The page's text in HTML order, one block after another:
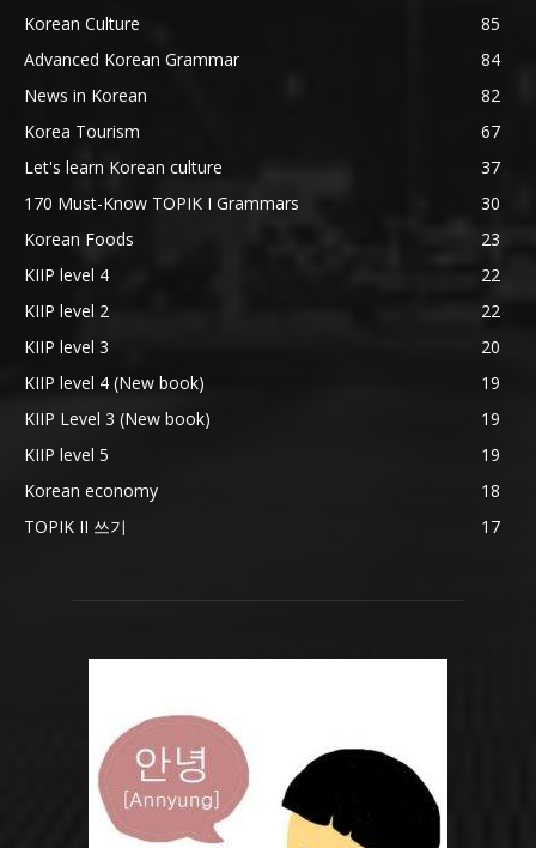
Korean Culture
85
Advanced Korean Grammar
84
News in Korean
82
Korea Tourism
67
Let's learn Korean culture
37
170 Must-Know TOPIK I Grammars
30
Korean Foods
23
KIIP level 4
22
KIIP level 2
22
KIIP level 3
20
KIIP level 4 (New book)
19
KIIP Level 3 (New book)
19
KIIP level 5
19
Korean economy
18
TOPIK II 쓰기
17